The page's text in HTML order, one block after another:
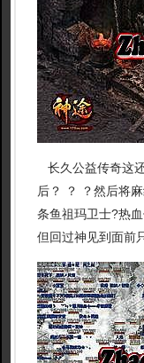
长久公益传奇这
后？ ？ ？然后将
条鱼祖玛卫士?热
但回过神见到面前